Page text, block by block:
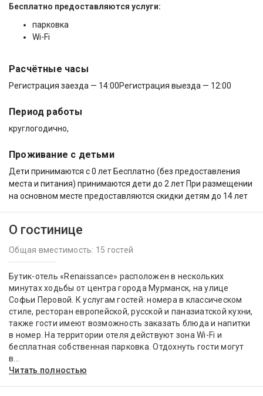
Бесплатно предоставляются услуги:
парковка
Wi-Fi
Расчётные часы
Регистрация заезда — 14:00Регистрация выезда — 12:00
Период работы
круглогодично,
Проживание с детьми
Дети принимаются с 0 лет Бесплатно (без предоставления
места и питания) принимаются дети до 2 лет При размещении
на основном месте предоставляются скидки детям до 14 лет
О гостинице
Общая вместимость: 15 гостей
Бутик-отель «Renaissance» расположен в нескольких
минутах ходьбы от центра города Мурманск, на улице
Софьи Перовой. К услугам гостей: номера в классическом
стиле, ресторан европейской, русской и паназиатской кухни,
также гости имеют возможность заказать блюда и напитки
в номер. На территории отеля действуют зона Wi-Fi и
бесплатная собственная парковка. Отдохнуть гости могут
в...
Читать полностью